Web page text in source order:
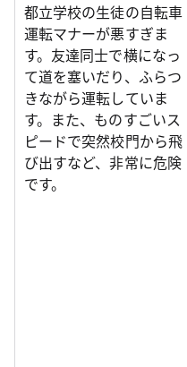
都立学校の生徒の自転車
運転マナーが悪すぎま
す。友達同士で横になっ
て道を塞いだり、ふらつ
きながら運転していま
す。また、ものすごいス
ピードで突然校門から飛
び出すなど、非常に危険
です。